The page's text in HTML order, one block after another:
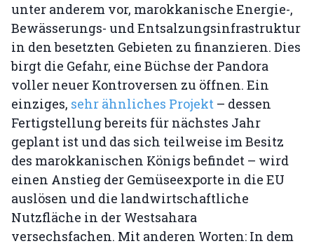
unter anderem vor, marokkanische Energie-,
Bewässerungs- und Entsalzungsinfrastruktur
in den besetzten Gebieten zu finanzieren. Dies
birgt die Gefahr, eine Büchse der Pandora
voller neuer Kontroversen zu öffnen. Ein
einziges, sehr ähnliches Projekt – dessen
Fertigstellung bereits für nächstes Jahr
geplant ist und das sich teilweise im Besitz
des marokkanischen Königs befindet – wird
einen Anstieg der Gemüseexporte in die EU
auslösen und die landwirtschaftliche
Nutzfläche in der Westsahara
versechsfachen. Mit anderen Worten: In dem